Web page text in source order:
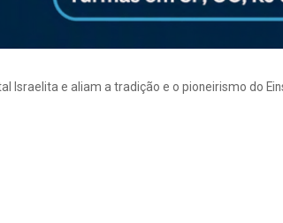
Israelita e aliam a tradição e o pioneirismo do